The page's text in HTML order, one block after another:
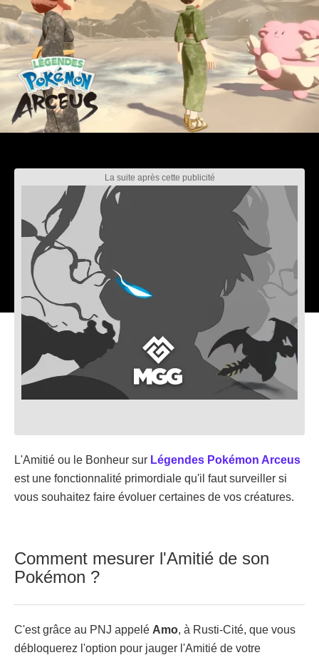
L'Amitié ou le Bonheur sur Légendes Pokémon Arceus
est une fonctionnalité primordiale qu'il faut surveiller si
vous souhaitez faire évoluer certaines de vos créatures.
Comment mesurer l'Amitié de son
Pokémon ?
C'est grâce au PNJ appelé Amo, à Rusti-Cité, que vous
débloquerez l'option pour jauger l'Amitié de votre